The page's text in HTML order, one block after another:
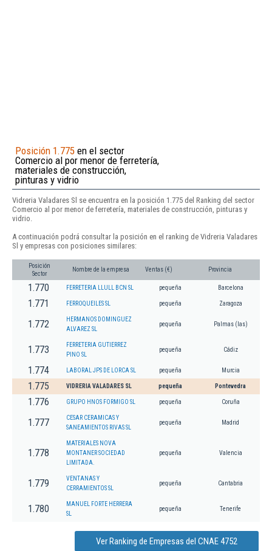
Posición 1.775 en el sector
Comercio al por menor de ferretería,
materiales de construcción,
pinturas y vidrio
Vidreria Valadares Sl se encuentra en la posición 1.775 del Ranking del sector
Comercio al por menor de ferretería, materiales de construcción, pinturas y
vidrio.
A continuación podrá consultar la posición en el ranking de Vidreria Valadares
Sl y empresas con posiciones similares:
Posición
Sector
Nombre de la empresa Ventas (€) Provincia
1.770 FERRETERIA LLULL BCN SL pequeña Barcelona
1.771 FERROQUEILES SL pequeña Zaragoza
1.772
HERMANOS DOMINGUEZ
ALVAREZ SL
pequeña Palmas (las)
1.773
FERRETERIA GUTIERREZ
PINO SL
pequeña Cádiz
1.774 LABORAL JPS DE LORCA SL pequeña Murcia
1.775 VIDRERIA VALADARES SL pequeña Pontevedra
1.776 GRUPO HNOS FORMIGO SL pequeña Coruña
1.777
CESAR CERAMICAS Y
SANEAMIENTOS RIVAS SL
pequeña Madrid
1.778
MATERIALES NOVA
MONTANER SOCIEDAD
LIMITADA.
pequeña Valencia
1.779
VENTANAS Y
CERRAMIENTOS SL
pequeña Cantabria
1.780
MANUEL FORTE HERRERA
SL
pequeña Tenerife
Ver Ranking de Empresas del CNAE 4752